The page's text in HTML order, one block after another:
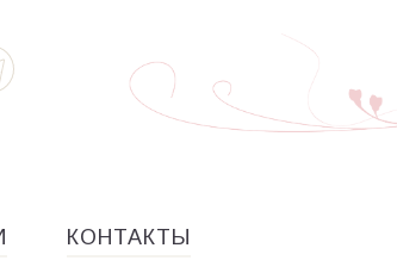
КОНТАКТЫ